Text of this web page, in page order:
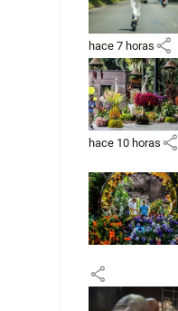
hace 7 horas share
hace 10 horas share
share